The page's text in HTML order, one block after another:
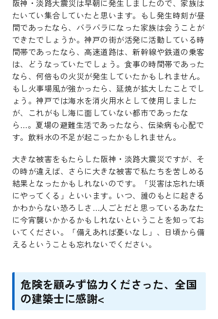
阪神・淡路大震災は早朝に発生しましたので、家族は
たいてい集合していたと思います。もし発生時刻が昼
間であったなら、バラバラになった家族は会うことが
できたでしょうか。神戸の街が活発に活動している時
間帯であったなら、高速道路は、新幹線や鉄道の乗客
は、どうなっていたでしょう。食事の時間帯であった
なら、何倍もの火災が発生していたかもしれません。
もし火事場風が強かったら、延焼が拡大したことでし
ょう。神戸では海水を消火用水として使用しました
が、これがもし海に面していない都市であったな
ら…。夏場の避難生活であったなら、伝染病も心配で
す。飲料水の不足が起こったかもしれません。
大きな被害をもたらした阪神・淡路大震災ですが、そ
の時が違えば、さらに大きな被害で私たちを苦しめる
結果となったかもしれないのです。「災害は忘れた頃
にやってくる」といいます。いつ、誰のもとに起きる
かわからない恐ろしさ…人ごとだと思っているあなた
に今宵襲いかかるかもしれないということを知ってお
いてください。「備えあれば憂いなし」、日頃から備
えるということも忘れないでください。
危険を顧みず協力くださった、全国
の建築士に感謝<